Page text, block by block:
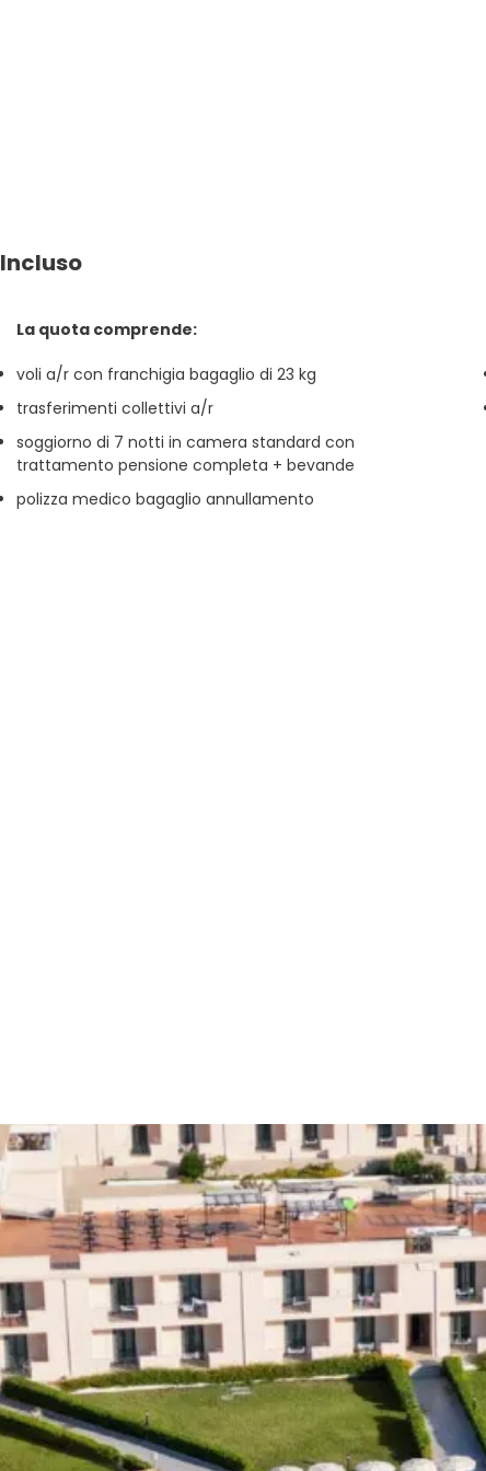
Incluso
La quota comprende:
voli a/r con franchigia bagaglio di 23 kg
trasferimenti collettivi a/r
soggiorno di 7 notti in camera standard con
trattamento pensione completa + bevande
polizza medico bagaglio annullamento